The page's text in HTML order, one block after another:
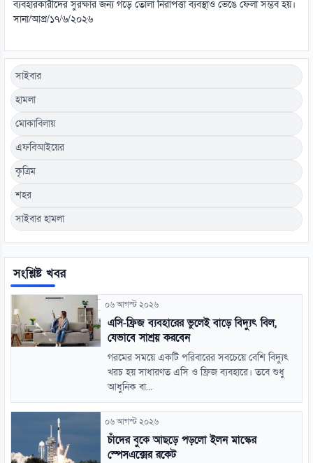
ব্যবহারকারীদের সুরক্ষার জন্য গড়ে তোলা নিরাপত্তা ব্যবস্থাও ভেঙে ফেলা সম্ভব হয়।
সানা/আপ্র/১৭/৬/২০২৬
সাইবার
হামলা
মোকাবিলায়
এফবিআইয়ের
কৃত্রিম
শহর
সাইবার হামলা
সংশ্লিষ্ট খবর
০৬ আগস্ট ২০২৬
এসি-ফ্রিজ ব্যবহারের ভুলেই বাড়ে বিদ্যুৎ বিল,
যেভাবে সাশ্রয় করবেন
গরমের সময়ে একটি পরিবারের সবচেয়ে বেশি বিদ্যুৎ
খরচ হয় সাধারণত এসি ও ফ্রিজ ব্যবহারে। তবে শুধু
আধুনিক বা...
০৬ আগস্ট ২০২৬
চাঁদের বুকে আছড়ে পড়লো ইলন মাস্কের
স্পেসএক্সের রকেট